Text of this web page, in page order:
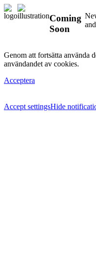
Coming
Soon
Genom att fortsätta använda
användandet av cookies.
Acceptera
Accept settingsHide